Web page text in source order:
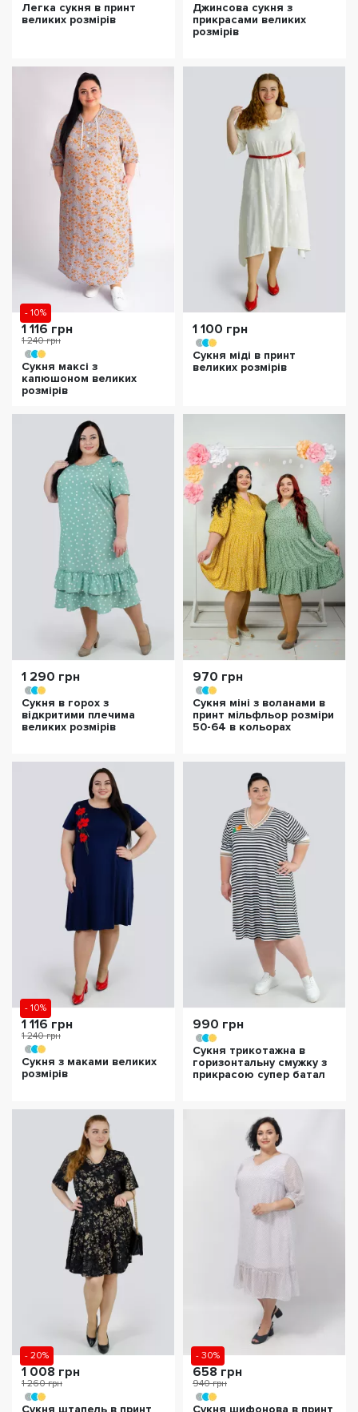
Легка сукня в принт
великих розмірів
Джинсова сукня з
прикрасами великих
розмірів
- 10%
1 116 грн
1 240 грн
Сукня максі з
капюшоном великих
розмірів
1 100 грн
Сукня міді в принт
великих розмірів
1 290 грн
Сукня в горох з
відкритими плечима
великих розмірів
970 грн
Сукня міні з воланами в
принт мільфльор розміри
50-64 в кольорах
- 10%
1 116 грн
1 240 грн
Сукня з маками великих
розмірів
990 грн
Сукня трикотажна в
горизонтальну смужку з
прикрасою супер батал
- 20%
1 008 грн
1 260 грн
Сукня штапель в принт
- 30%
658 грн
940 грн
Сукня шифонова в принт